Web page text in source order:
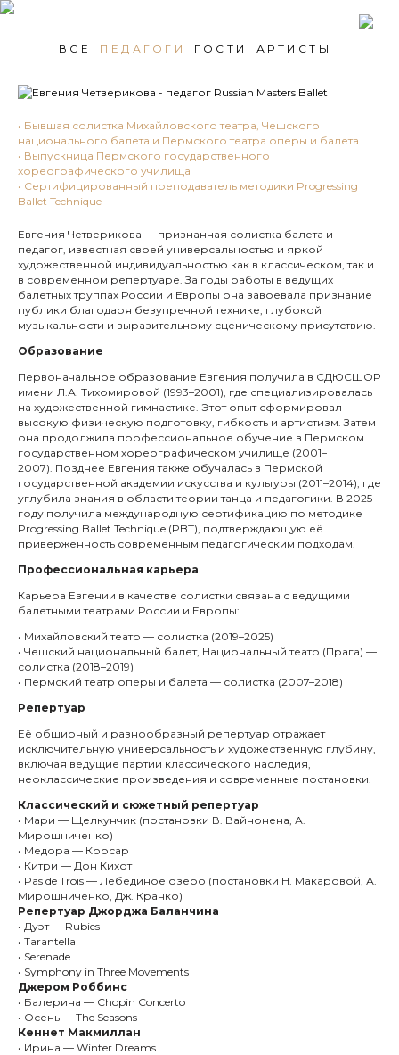
ВСЕ ПЕДАГОГИ ГОСТИ АРТИСТЫ
• Бывшая солистка Михайловского театра, Чешского
национального балета и Пермского театра оперы и балета
• Выпускница Пермского государственного
хореографического училища
• Сертифицированный преподаватель методики Progressing
Ballet Technique
Евгения Четверикова — признанная солистка балета и
педагог, известная своей универсальностью и яркой
художественной индивидуальностью как в классическом, так и
в современном репертуаре. За годы работы в ведущих
балетных труппах России и Европы она завоевала признание
публики благодаря безупречной технике, глубокой
музыкальности и выразительному сценическому присутствию.
Образование
Первоначальное образование Евгения получила в СДЮСШОР
имени Л.А. Тихомировой (1993–2001), где специализировалась
на художественной гимнастике. Этот опыт сформировал
высокую физическую подготовку, гибкость и артистизм. Затем
она продолжила профессиональное обучение в Пермском
государственном хореографическом училище (2001–
2007). Позднее Евгения также обучалась в Пермской
государственной академии искусства и культуры (2011–2014), где
углубила знания в области теории танца и педагогики. В 2025
году получила международную сертификацию по методике
Progressing Ballet Technique (PBT), подтверждающую её
приверженность современным педагогическим подходам.
Профессиональная карьера
Карьера Евгении в качестве солистки связана с ведущими
балетными театрами России и Европы:
• Михайловский театр — солистка (2019–2025)
• Чешский национальный балет, Национальный театр (Прага) —
солистка (2018–2019)
• Пермский театр оперы и балета — солистка (2007–2018)
Репертуар
Её обширный и разнообразный репертуар отражает
исключительную универсальность и художественную глубину,
включая ведущие партии классического наследия,
неоклассические произведения и современные постановки.
Классический и сюжетный репертуар
• Мари — Щелкунчик (постановки В. Вайнонена, А.
Мирошниченко)
• Медора — Корсар
• Китри — Дон Кихот
• Pas de Trois — Лебединое озеро (постановки Н. Макаровой, А.
Мирошниченко, Дж. Кранко)
Репертуар Джорджа Баланчина
• Дуэт — Rubies
• Tarantella
• Serenade
• Symphony in Three Movements
Джером Роббинс
• Балерина — Chopin Concerto
• Осень — The Seasons
Кеннет Макмиллан
• Ирина — Winter Dreams